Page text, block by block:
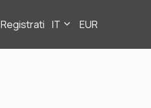
Registrati IT EUR